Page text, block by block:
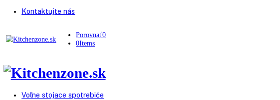
Kontaktujte nás
Porovnať
0Items